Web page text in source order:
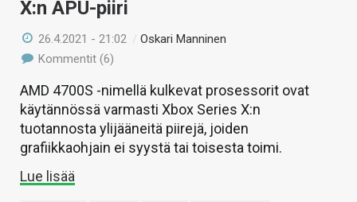
X:n APU-piiri
26.4.2021 - 21:02 /Oskari Manninen
Kommentit (6)
AMD 4700S -nimellä kulkevat prosessorit ovat
käytännössä varmasti Xbox Series X:n
tuotannosta ylijääneitä piirejä, joiden
grafiikkaohjain ei syystä tai toisesta toimi.
Lue lisää